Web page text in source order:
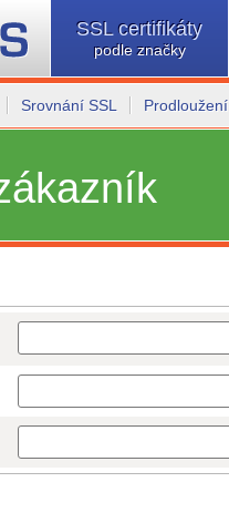
SSL certifikáty
podle značky
Srovnání SSL Prodloužení